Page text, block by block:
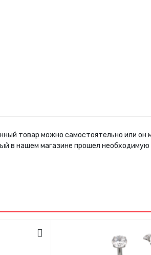
товар можно самостоятельно или он
в нашем магазине прошел необходимую